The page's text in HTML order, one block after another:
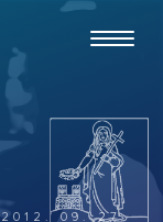
ugrás a fő tartalomhoz
2012. 09. 27.